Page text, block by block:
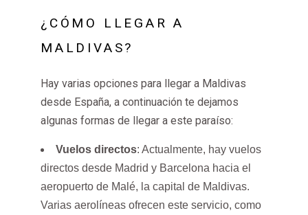
¿CÓMO LLEGAR A
MALDIVAS?
Hay varias opciones para llegar a Maldivas
desde España, a continuación te dejamos
algunas formas de llegar a este paraíso:
Vuelos directos: Actualmente, hay vuelos
directos desde Madrid y Barcelona hacia el
aeropuerto de Malé, la capital de Maldivas.
Varias aerolíneas ofrecen este servicio, como